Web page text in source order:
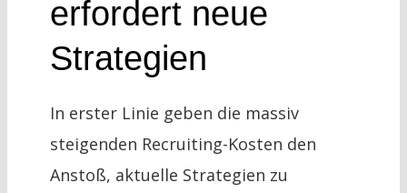
erfordert neue
Strategien
In erster Linie geben die massiv
steigenden Recruiting-Kosten den
Anstoß, aktuelle Strategien zu